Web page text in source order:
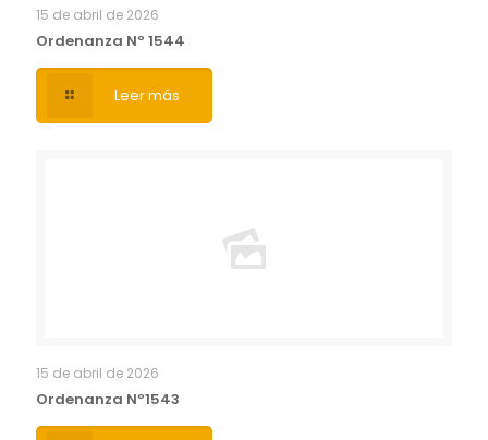
15 de abril de 2026
Ordenanza Nº 1544
Leer más
15 de abril de 2026
Ordenanza Nº1543